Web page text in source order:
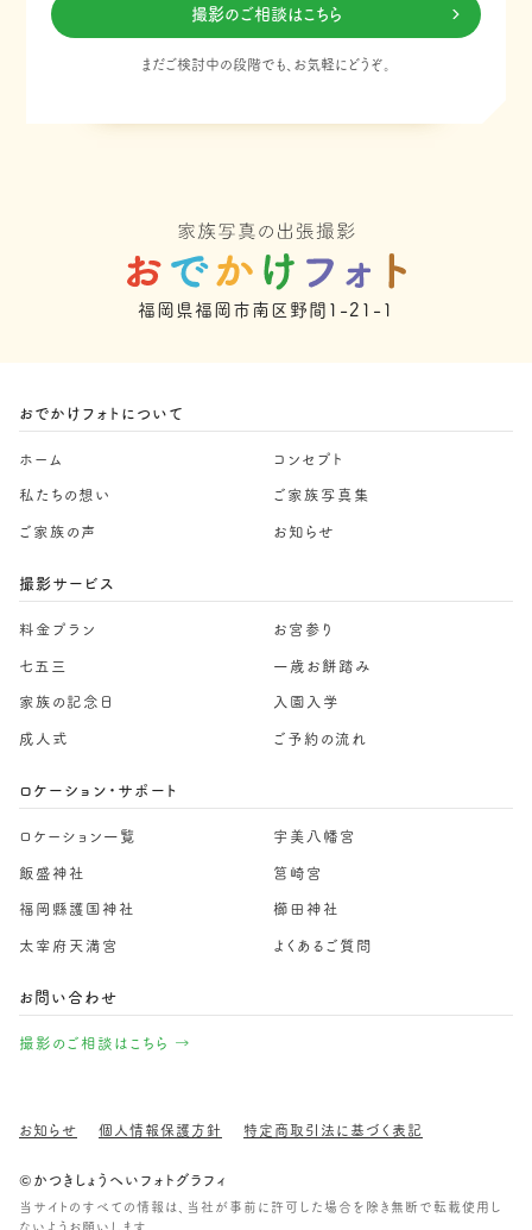
撮影のご相談はこちら
まだご検討中の段階でも、お気軽にどうぞ。
福岡県福岡市南区野間1-21-1
おでかけフォトについて
ホーム コンセプト
私たちの想い ご家族写真集
ご家族の声 お知らせ
撮影サービス
料金プラン お宮参り
七五三 一歳お餅踏み
家族の記念日 入園入学
成人式 ご予約の流れ
ロケーション・サポート
ロケーション一覧 宇美八幡宮
飯盛神社 筥崎宮
福岡縣護国神社 櫛田神社
太宰府天満宮 よくあるご質問
お問い合わせ
撮影のご相談はこちら →
お知らせ 個人情報保護方針 特定商取引法に基づく表記
©かつきしょうへいフォトグラフィ
当サイトのすべての情報は、当社が事前に許可した場合を除き無断で転載使用し
ないようお願いします。